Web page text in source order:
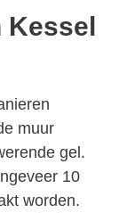
Kessel
muur
gel.
10
worden.